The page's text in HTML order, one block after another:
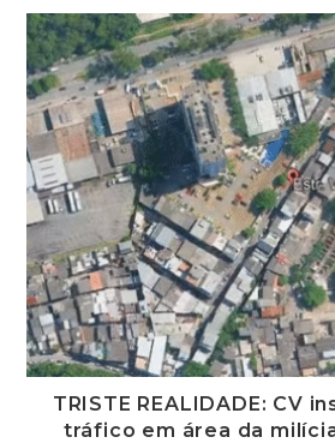
TRISTE REALIDADE: CV
tráfico em área da